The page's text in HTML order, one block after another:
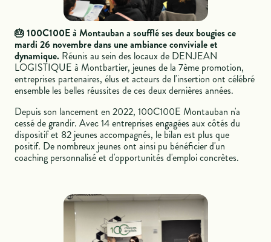
🎂 100C100E à Montauban a soufflé ses deux bougies ce
mardi 26 novembre dans une ambiance conviviale et
dynamique. Réunis au sein des locaux de DENJEAN
LOGISTIQUE à Montbartier, jeunes de la 7ème promotion,
entreprises partenaires, élus et acteurs de l'insertion ont célébré
ensemble les belles réussites de ces deux dernières années.
Depuis son lancement en 2022, 100C100E Montauban n'a
cessé de grandir. Avec 14 entreprises engagées aux côtés du
dispositif et 82 jeunes accompagnés, le bilan est plus que
positif. De nombreux jeunes ont ainsi pu bénéficier d'un
coaching personnalisé et d'opportunités d'emploi concrètes.